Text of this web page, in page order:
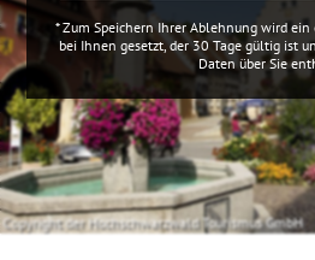
Copyright der Hochschwarzwald Tourismus GmbH
* Zum Speichern Ihrer Ablehnung wird
bei Ihnen gesetzt, der 30 Tage gültig ist
Daten über Sie